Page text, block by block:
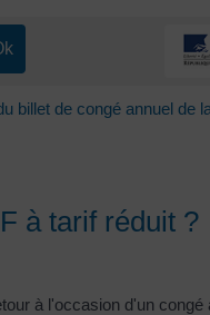
billet de congé annuel de
à tarif réduit ?
à l'occasion d'un congé